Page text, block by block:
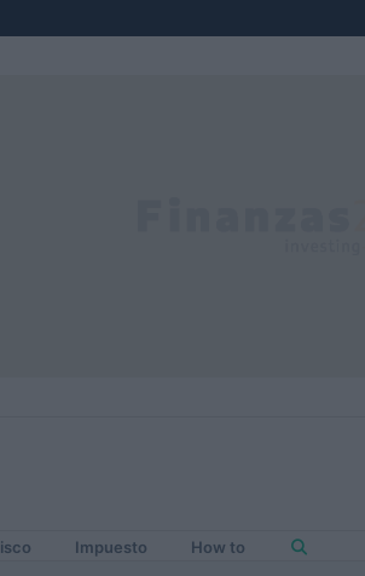
Impuesto How to